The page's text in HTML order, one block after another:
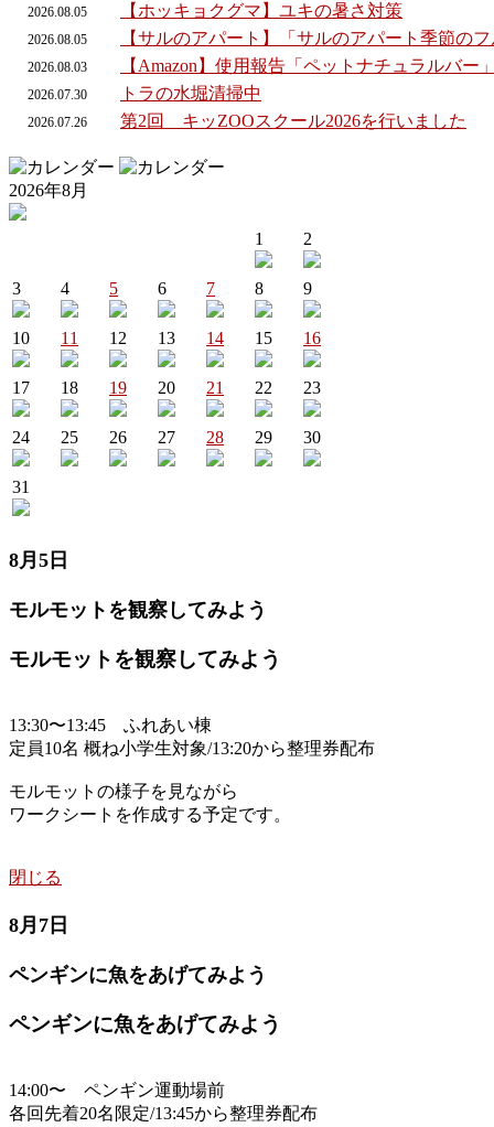
2026.08.05 【ホッキョクグマ】ユキの暑さ対策
2026.08.05 【サルのアパート】「サルのアパート季節の
2026.08.03 【Amazon】使用報告「ペットナチュラルバー
2026.07.30 トラの水堀清掃中
2026.07.26 第2回 キッZOOスクール2026を行いました
2026年8月
1 2
3 4 5 6 7 8 9
10 11 12 13 14 15 16
17 18 19 20 21 22 23
24 25 26 27 28 29 30
31
8月5日
モルモットを観察してみよう
モルモットを観察してみよう
13:30〜13:45 ふれあい棟
定員10名 概ね小学生対象/13:20から整理券配布
モルモットの様子を見ながら
ワークシートを作成する予定です。
閉じる
8月7日
ペンギンに魚をあげてみよう
ペンギンに魚をあげてみよう
14:00〜 ペンギン運動場前
各回先着20名限定/13:45から整理券配布